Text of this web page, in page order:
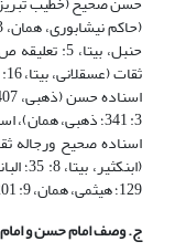
129؛ هیثمی، همان، 9: 201).
ج. وصف امام حسن و